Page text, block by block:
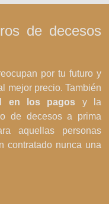
de decesos
por tu futuro y
mejor precio. También
en los pagos y la
de decesos a prima
aquellas personas
contratado nunca una